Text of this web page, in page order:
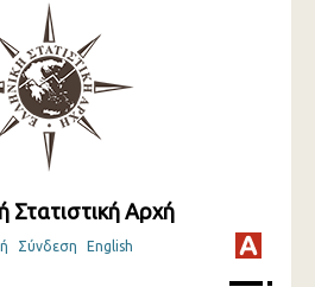
Στατιστική Αρχή
Σύνδεση English